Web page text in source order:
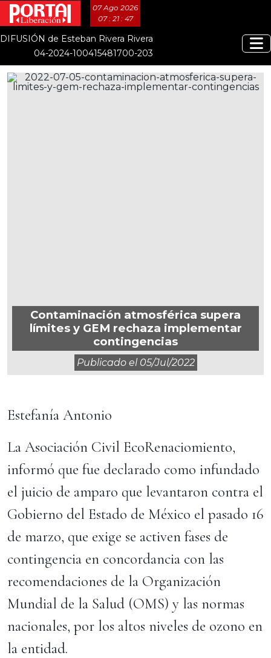
07 Ago 2026
07 : 21 : 47
DIFUSIÓN de Esteban Rivera Rivera
04-2024-100415481700-203
Contaminación atmosférica supera
límites y GEM rechaza implementar
contingencias
Publicado el 05/jul/2022
Estefanía Antonio
La Asociación Civil EcoRenaciomiento,
informó que fue declarado como infundado
el juicio de amparo que levantaron contra el
Gobierno del Estado de México el pasado 16
de marzo, que exige se activen fases de
contingencia en concordancia con las
recomendaciones de la Organización
Mundial de la Salud (OMS) y las normas
nacionales, por los altos niveles de ozono en
la entidad.